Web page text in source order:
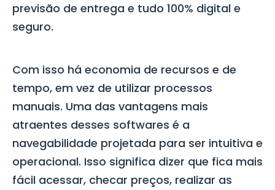
previsão de entrega e tudo 100% digital e
seguro.
Com isso há economia de recursos e de
tempo, em vez de utilizar processos
manuais. Uma das vantagens mais
atraentes desses softwares é a
navegabilidade projetada para ser intuitiva e
operacional. Isso significa dizer que fica mais
fácil acessar, checar preços, realizar as